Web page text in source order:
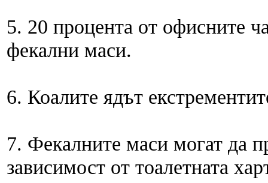
5. 20 процента от офисните
фекални маси.
6. Коалите ядът
7. Фекалните маси могат да
зависимост от тоалетната